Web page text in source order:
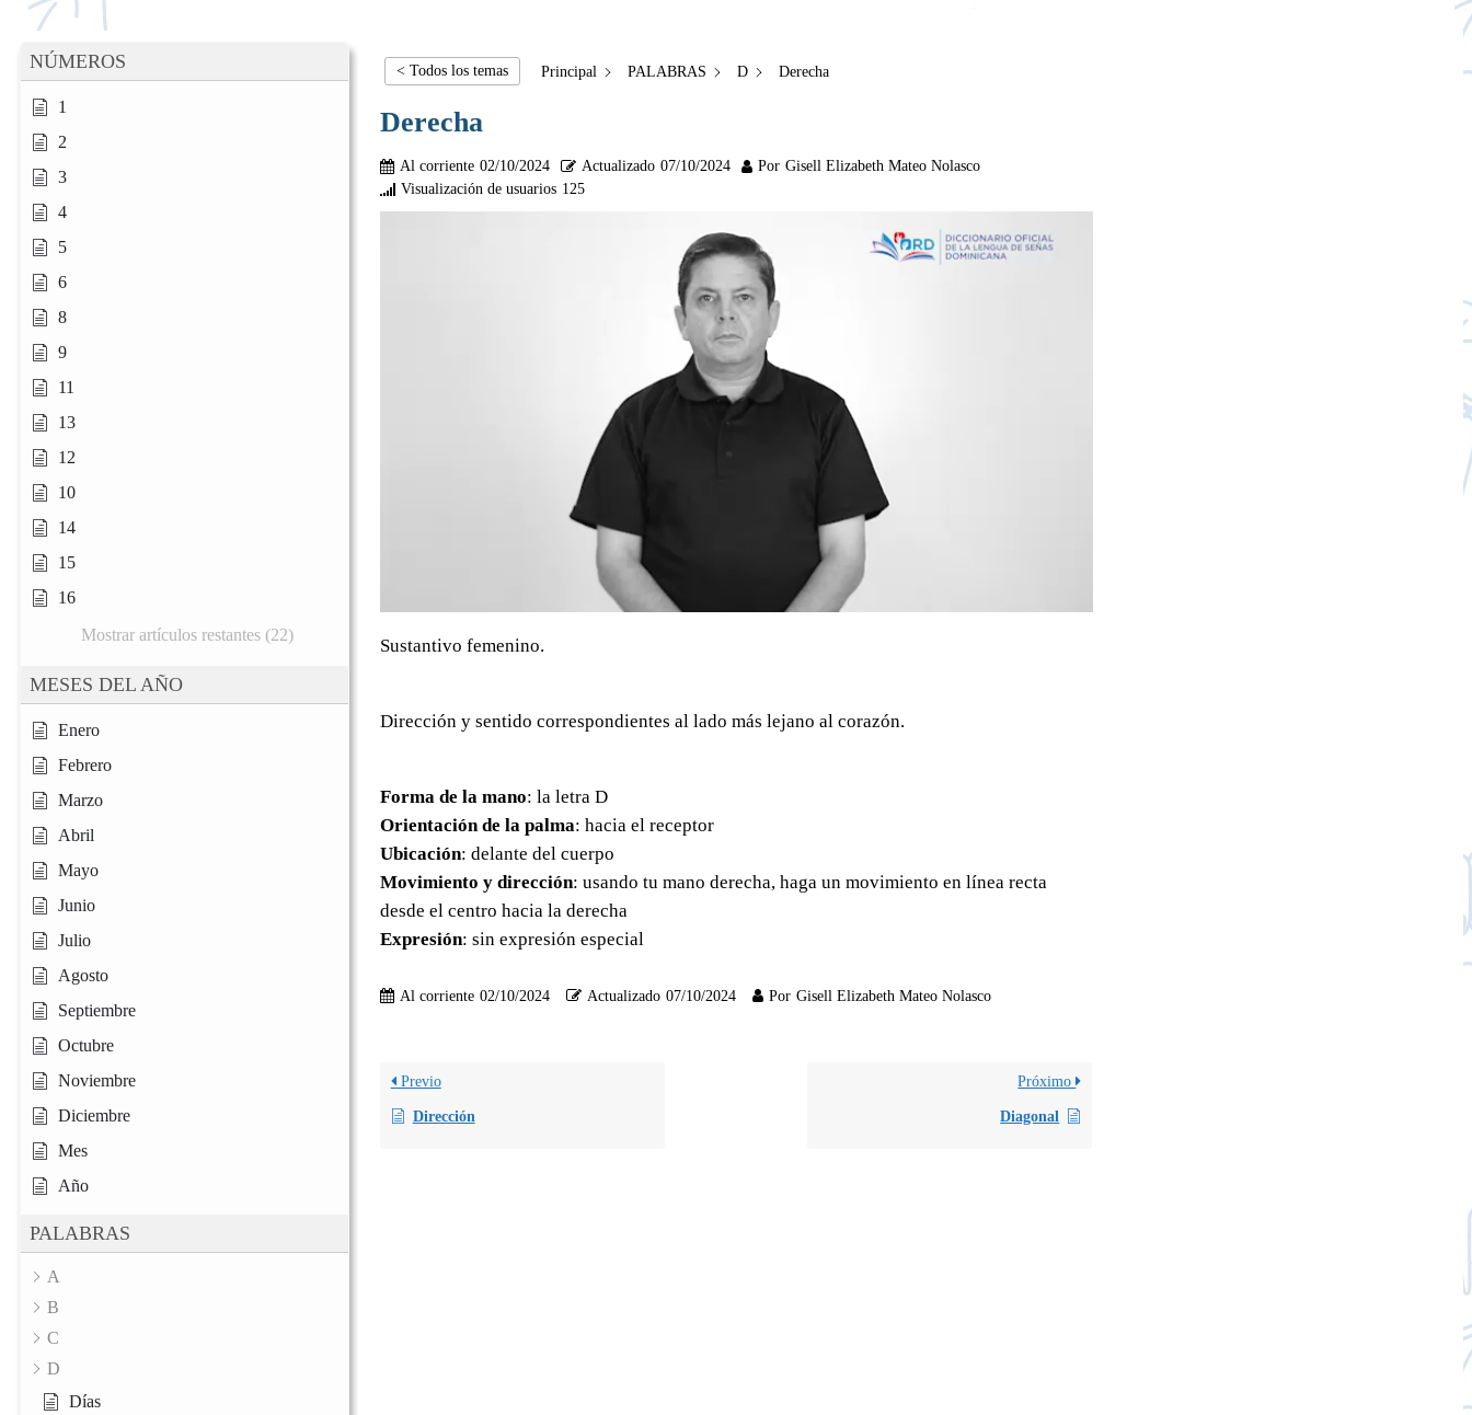
NÚMEROS
1
2
3
4
5
6
8
9
11
13
12
10
14
15
16
Mostrar artículos restantes (22)
MESES DEL AÑO
Enero
Febrero
Marzo
Abril
Mayo
Junio
Julio
Agosto
Septiembre
Octubre
Noviembre
Diciembre
Mes
Año
PALABRAS
A
B
C
D
Días
< Todos los temas Principal PALABRAS D Derecha
Derecha
Al corriente 02/10/2024 Actualizado 07/10/2024 Por Gisell Elizabeth Mateo Nolasco
Visualización de usuarios 125
Sustantivo femenino.
Dirección y sentido correspondientes al lado más lejano al corazón.
Forma de la mano: la letra D
Orientación de la palma: hacia el receptor
Ubicación: delante del cuerpo
Movimiento y dirección: usando tu mano derecha, haga un movimiento en línea recta
desde el centro hacia la derecha
Expresión: sin expresión especial
Al corriente 02/10/2024 Actualizado 07/10/2024 Por Gisell Elizabeth Mateo Nolasco
Previo
Dirección
Próximo
Diagonal